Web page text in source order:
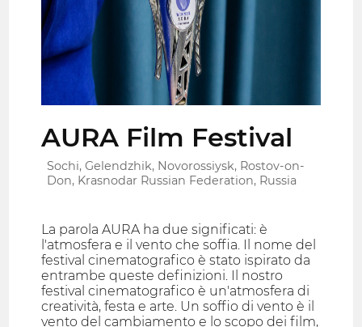
AURA Film Festival
Sochi, Gelendzhik, Novorossiysk, Rostov-on-
Don, Krasnodar Russian Federation, Russia
La parola AURA ha due significati: è
l'atmosfera e il vento che soffia. Il nome del
festival cinematografico è stato ispirato da
entrambe queste definizioni. Il nostro
festival cinematografico è un'atmosfera di
creatività, festa e arte. Un soffio di vento è il
vento del cambiamento e lo scopo dei film,